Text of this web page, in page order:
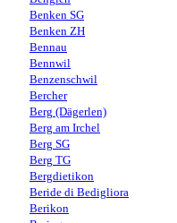
Benken SG
Benken ZH
Bennau
Bennwil
Benzenschwil
Bercher
Berg (Dägerlen)
Berg am Irchel
Berg SG
Berg TG
Bergdietikon
Beride di Bedigliora
Berikon